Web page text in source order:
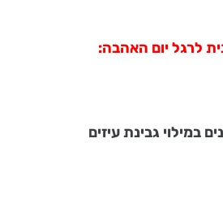
לרגל יום האהבה:
במילוי גבינת עיזים